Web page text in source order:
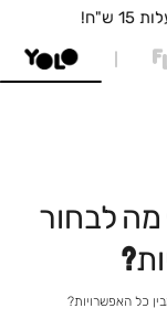
ש"ח!
לבחור
כל האפשרויות?תיק